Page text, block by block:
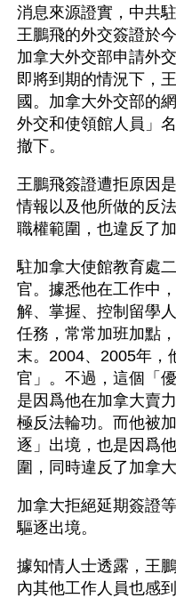
消息來源證實，中共
王鵬飛的外交簽證於
加拿大外交部申請外
即將到期的情況下，
國。加拿大外交部的
外交和使領館人員」
撤下。
王鵬飛簽證遭拒原因
情報以及他所做的反
職權範圍，也違反了
駐加拿大使館教育處
官。據悉他在工作中
解、掌握、控制留學
任務，常常加班加點
末。2004、2005年，
官」。不過，這個「
是因爲他在加拿大賣
極反法輪功。而他被
逐」出境，也是因爲
圍，同時違反了加拿
加拿大拒絕延期簽證
驅逐出境。
據知情人士透露，王
內其他工作人員也感到